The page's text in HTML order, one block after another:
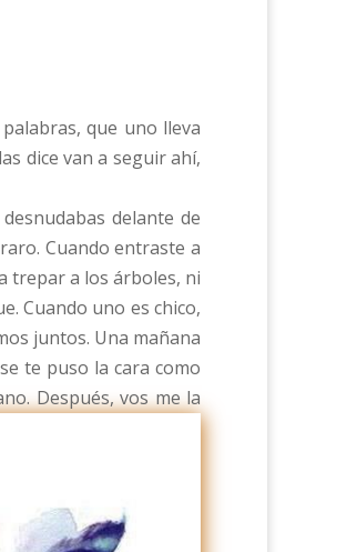
que uno lleva
dice van a seguir ahí,
delante de
Cuando entraste a
trepar a los árboles, ni
Cuando uno es chico,
juntos. Una mañana
te puso la cara como
Después, vos me la